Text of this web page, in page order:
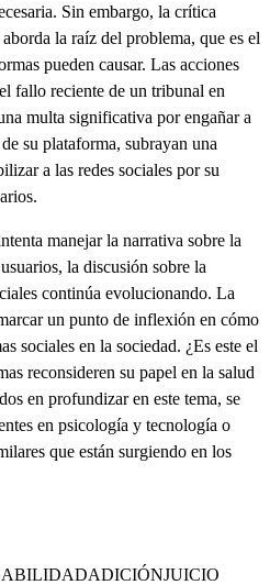
Sin embargo, la crítica
la raíz del problema, que es el
pueden causar. Las acciones
fallo reciente de un tribunal en
multa significativa por engañar a
su plataforma, subrayan una
a las redes sociales por su
manejar la narrativa sobre la
la discusión sobre la
continúa evolucionando. La
un punto de inflexión en cómo
sociales en la sociedad. ¿Es este el
reconsideren su papel en la salud
en profundizar en este tema, se
en psicología y tecnología o
que están surgiendo en los
ADICIÓNJUICIO